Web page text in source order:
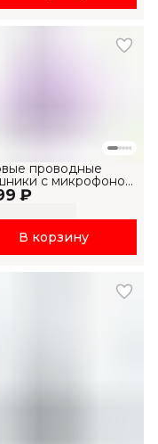
₽
проводные
с микрофоном
HV-H2002dwp
В корзину